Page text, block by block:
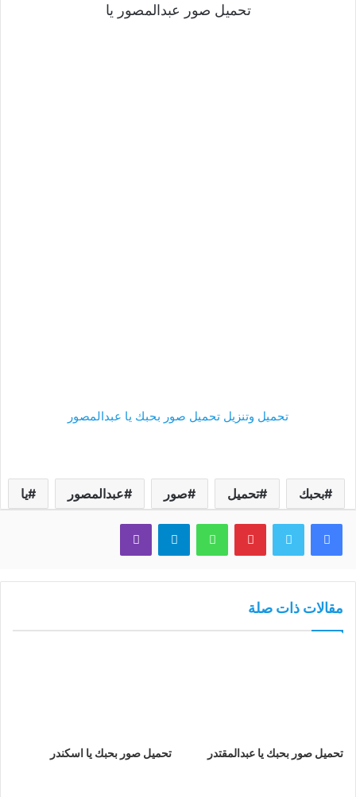
تحميل صور عبدالمصور يا
تحميل وتنزيل تحميل صور بحبك يا عبدالمصور
بحبك تحميل صور عبدالمصور يا
فيسبوك تويتر بينتيريستواتساب تيلقرام ڤايبر
مقالات ذات صلة
تحميل صور بحبك يا عبدالمقتدر تحميل صور بحبك يا اسكندر